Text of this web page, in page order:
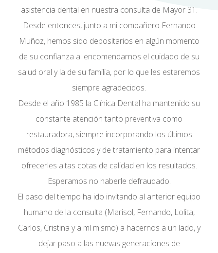
asistencia dental en nuestra consulta de Mayor 31.
Desde entonces, junto a mi compañero Fernando
Muñoz, hemos sido depositarios en algún momento
de su confianza al encomendarnos el cuidado de su
salud oral y la de su familia, por lo que les estaremos
siempre agradecidos.
Desde el año 1985 la Clínica Dental ha mantenido su
constante atención tanto preventiva como
restauradora, siempre incorporando los últimos
métodos diagnósticos y de tratamiento para intentar
ofrecerles altas cotas de calidad en los resultados.
Esperamos no haberle defraudado.
El paso del tiempo ha ido invitando al anterior equipo
humano de la consulta (Marisol, Fernando, Lolita,
Carlos, Cristina y a mí mismo) a hacernos a un lado, y
dejar paso a las nuevas generaciones de